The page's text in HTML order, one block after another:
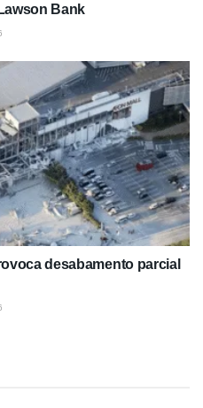
Bank
desabamento parcial